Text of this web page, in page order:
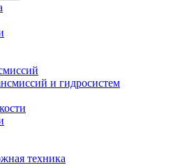
и гидросистем
техника